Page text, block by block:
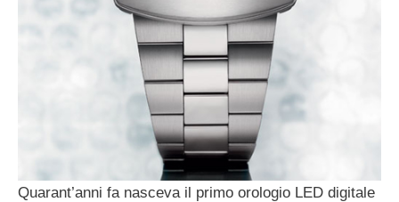
Quarant’anni fa nasceva il primo orologio LED digitale